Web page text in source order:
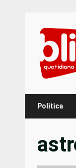
content
Politica